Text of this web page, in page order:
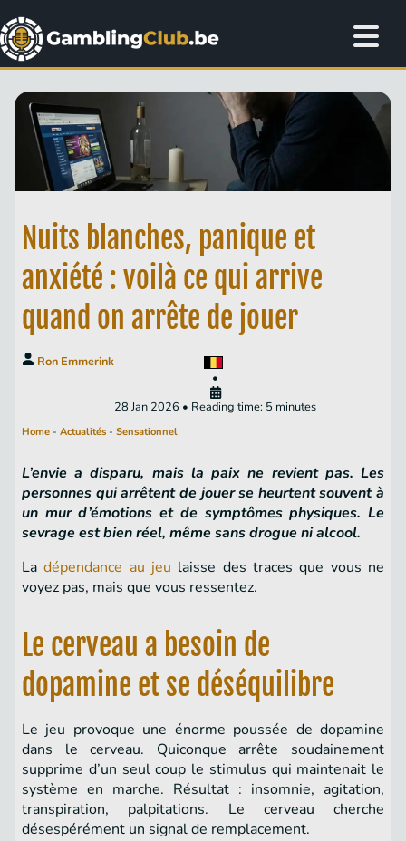
Nuits blanches, panique et
anxiété : voilà ce qui arrive
quand on arrête de jouer
Ron Emmerink
•
28 Jan 2026 • Reading time: 5 minutes
Home - Actualités - Sensationnel
L’envie a disparu, mais la paix ne revient pas. Les
personnes qui arrêtent de jouer se heurtent souvent à
un mur d’émotions et de symptômes physiques. Le
sevrage est bien réel, même sans drogue ni alcool.
Ladépendance au jeu laisse des traces que vous ne
voyez pas, mais que vous ressentez.
Le cerveau a besoin de
dopamine et se déséquilibre
Le jeu provoque une énorme poussée de dopamine
dans le cerveau. Quiconque arrête soudainement
supprime d’un seul coup le stimulus qui maintenait le
système en marche. Résultat : insomnie, agitation,
transpiration, palpitations. Le cerveau cherche
désespérément un signal de remplacement.